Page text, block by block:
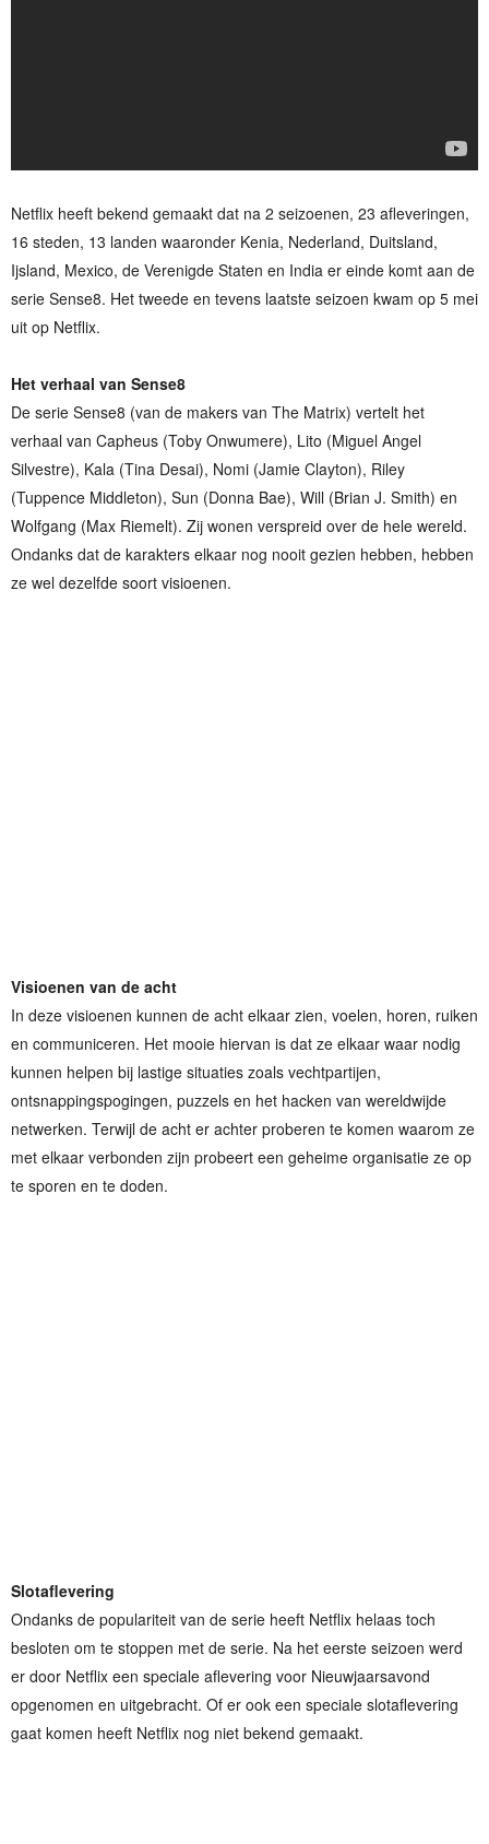
Netflix heeft bekend gemaakt dat na 2 seizoenen, 23 afleveringen,
16 steden, 13 landen waaronder Kenia, Nederland, Duitsland,
Ijsland, Mexico, de Verenigde Staten en India er einde komt aan de
serie Sense8. Het tweede en tevens laatste seizoen kwam op 5 mei
uit op Netflix.
Het verhaal van Sense8
De serie Sense8 (van de makers van The Matrix) vertelt het
verhaal van Capheus (Toby Onwumere), Lito (Miguel Angel
Silvestre), Kala (Tina Desai), Nomi (Jamie Clayton), Riley
(Tuppence Middleton), Sun (Donna Bae), Will (Brian J. Smith) en
Wolfgang (Max Riemelt). Zij wonen verspreid over de hele wereld.
Ondanks dat de karakters elkaar nog nooit gezien hebben, hebben
ze wel dezelfde soort visioenen.
Visioenen van de acht
In deze visioenen kunnen de acht elkaar zien, voelen, horen, ruiken
en communiceren. Het mooie hiervan is dat ze elkaar waar nodig
kunnen helpen bij lastige situaties zoals vechtpartijen,
ontsnappingspogingen, puzzels en het hacken van wereldwijde
netwerken. Terwijl de acht er achter proberen te komen waarom ze
met elkaar verbonden zijn probeert een geheime organisatie ze op
te sporen en te doden.
Slotaflevering
Ondanks de populariteit van de serie heeft Netflix helaas toch
besloten om te stoppen met de serie. Na het eerste seizoen werd
er door Netflix een speciale aflevering voor Nieuwjaarsavond
opgenomen en uitgebracht. Of er ook een speciale slotaflevering
gaat komen heeft Netflix nog niet bekend gemaakt.